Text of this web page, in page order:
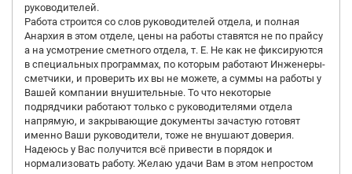
руководителей.
Работа строится со слов руководителей отдела, и полная
Анархия в этом отделе, цены на работы ставятся не по прайсу
а на усмотрение сметного отдела, т. Е. Не как не фиксируются
в специальных программах, по которым работают Инженеры-
сметчики, и проверить их вы не можете, а суммы на работы у
Вашей компании внушительные. То что некоторые
подрядчики работают только с руководителями отдела
напрямую, и закрывающие документы зачастую готовят
именно Ваши руководители, тоже не внушают доверия.
Надеюсь у Вас получится всё привести в порядок и
нормализовать работу. Желаю удачи Вам в этом непростом